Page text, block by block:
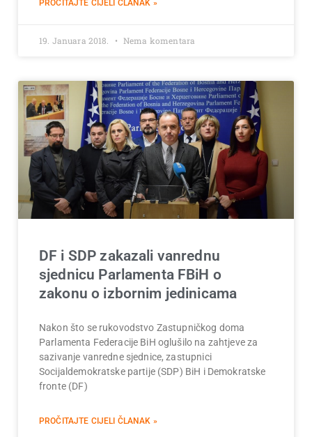
PROČITAJTE CIJELI ČLANAK »
19. Januara 2018. Nema komentara
DF i SDP zakazali vanrednu
sjednicu Parlamenta FBiH o
zakonu o izbornim jedinicama
Nakon što se rukovodstvo Zastupničkog doma
Parlamenta Federacije BiH oglušilo na zahtjeve za
sazivanje vanredne sjednice, zastupnici
Socijaldemokratske partije (SDP) BiH i Demokratske
fronte (DF)
PROČITAJTE CIJELI ČLANAK »